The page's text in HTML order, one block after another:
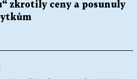
zkrotily ceny a posunuly